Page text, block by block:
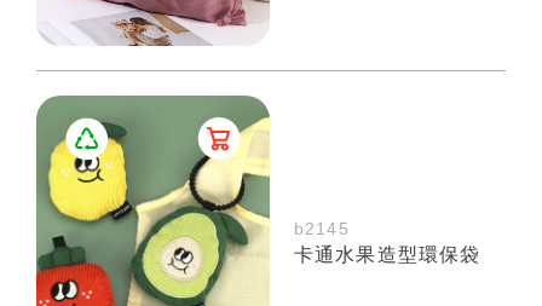
b2145
卡通水果造型環保袋